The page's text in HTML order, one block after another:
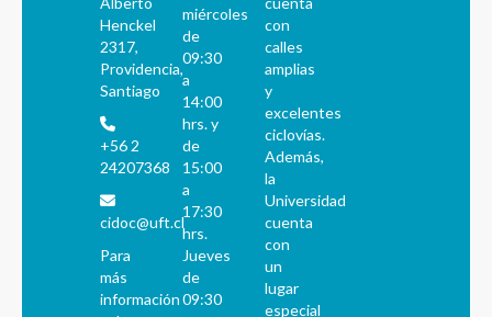
Henckel
2317,
Providencia,
Santiago
+56 2
24207368
cidoc@uft.cl
Para
más
información
miércoles
de
09:30
a
14:00
hrs. y
de
15:00
a
17:30
hrs.
Jueves
de
09:30
con
calles
amplias
y
excelentes
ciclovías.
Además,
la
Universidad
cuenta
con
un
lugar
especial